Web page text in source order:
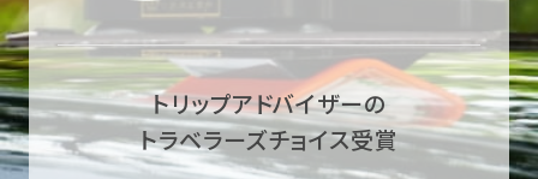
トリップアドバイザーの
トラベラーズチョイス受賞